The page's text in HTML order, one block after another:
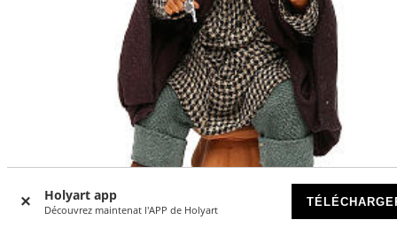
Holyart app
Découvrez maintenat l'APP de Holyart